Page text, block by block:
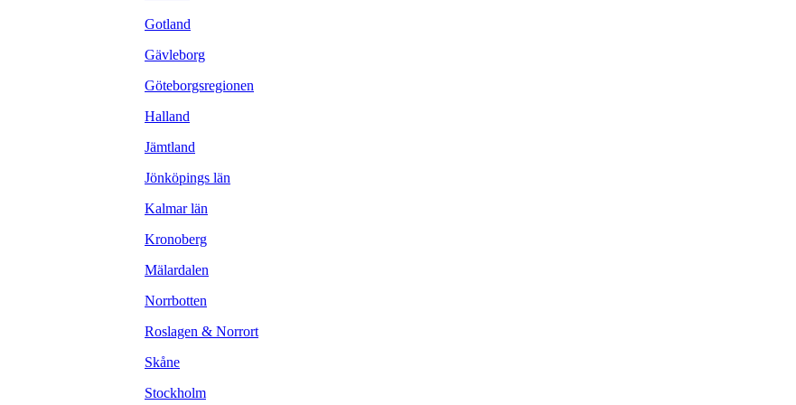
Gotland
Gävleborg
Göteborgsregionen
Halland
Jämtland
Jönköpings län
Kalmar län
Kronoberg
Mälardalen
Norrbotten
Roslagen & Norrort
Skåne
Stockholm